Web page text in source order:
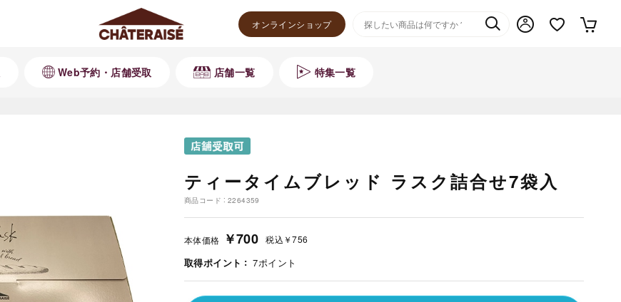
オンラインショップ
Web予約・店舗受取 店舗一覧 特集一覧
ティータイムブレッド ラスク詰合せ7袋入
商品コード 2264359
本体価格 ￥700 税込 ￥756
取得ポイント 7ポイント